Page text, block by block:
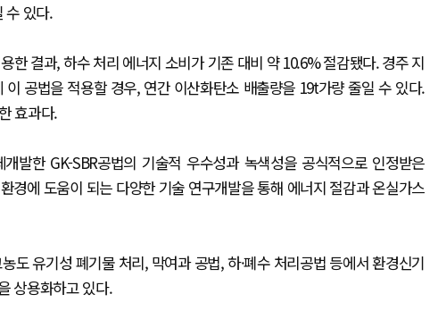
수 있다.
한 결과, 하수 처리 에너지 소비가 기존 대비 약 10.6% 절감됐다. 경주 지
공법을 적용할 경우, 연간 이산화탄소 배출량을 19t가량 줄일 수 있다.
효과다.
발한 GK-SBR공법의 기술적 우수성과 녹색성을 공식적으로 인정받은
경에 도움이 되는 다양한 기술 연구개발을 통해 에너지 절감과 온실가스
도 유기성 폐기물 처리, 막여과 공법, 하·폐수 처리공법 등에서 환경신기
상용화하고 있다.